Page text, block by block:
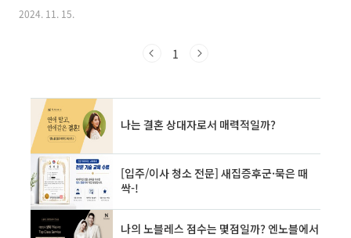
차 지원금 제도를 통해 많은 혜택을 제공하고 있어, 이에 대해 상세히 안
원금을 받기 위해서는 먼저 지원 대상에 해당하는지 확인해야 합니다. 주
에서 운영하는 자동차 배출가스 등급 조회 시스템을 통해 확인할 수 있습
니다. 2. 소유 기간 조건 해당 차량을 6개월 이상 연속으로 소유하고..
2024. 11. 15.
1